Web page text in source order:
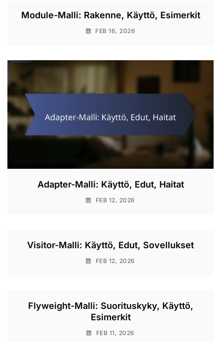
Module-Malli: Rakenne, Käyttö, Esimerkit
FEB 16, 2026
Adapter-Malli: Käyttö, Edut, Haitat
FEB 12, 2026
Visitor-Malli: Käyttö, Edut, Sovellukset
FEB 12, 2026
Flyweight-Malli: Suorituskyky, Käyttö,
Esimerkit
FEB 11, 2026